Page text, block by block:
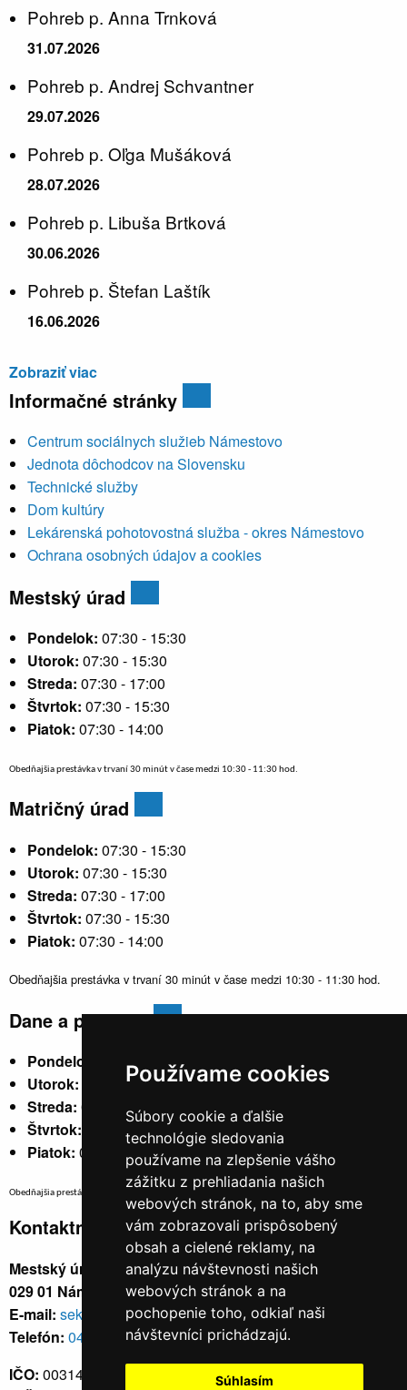
Používame cookies
Súbory cookie a ďalšie
technológie sledovania
používame na zlepšenie vášho
zážitku z prehliadania našich
webových stránok, na to, aby sme
vám zobrazovali prispôsobený
obsah a cielené reklamy, na
analýzu návštevnosti našich
webových stránok a na
pochopenie toho, odkiaľ naši
návštevníci prichádzajú.
Súhlasím
Pohreb p. Anna Trnková
31.07.2026
Pohreb p. Andrej Schvantner
29.07.2026
Pohreb p. Oľga Mušáková
28.07.2026
Pohreb p. Libuša Brtková
30.06.2026
Pohreb p. Štefan Laštík
16.06.2026
Zobraziť viac
Informačné stránky
Centrum sociálnych služieb Námestovo
Jednota dôchodcov na Slovensku
Technické služby
Dom kultúry
Lekárenská pohotovostná služba - okres Námestovo
Ochrana osobných údajov a cookies
Mestský úrad
Pondelok: 07:30 - 15:30
Utorok: 07:30 - 15:30
Streda: 07:30 - 17:00
Štvrtok: 07:30 - 15:30
Piatok: 07:30 - 14:00
Obedňajšia prestávka v trvaní 30 minút v čase medzi 10:30 - 11:30 hod.
Matričný úrad
Pondelok: 07:30 - 15:30
Utorok: 07:30 - 15:30
Streda: 07:30 - 17:00
Štvrtok: 07:30 - 15:30
Piatok: 07:30 - 14:00
Obedňajšia prestávka v trvaní 30 minút v čase medzi 10:30 - 11:30 hod.
Dane a poplatky
Pondelok:
07:30 - 15:30
Utorok:
nestránkový
Streda: 07:30 - 17:00
Štvrtok:
nestránkový
Piatok: 07:30 - 14:00
Obedňajšia prestávka v trvaní 30 minút v čase medzi 10:30 - 11:30 hod.
Kontaktné údaje
Mestský úrad, Cyrila a Metoda 329/6,
029 01 Námestovo
E-mail: sekretariat@namestovo.sk
Telefón: 043 5504711
IČO: 00314676